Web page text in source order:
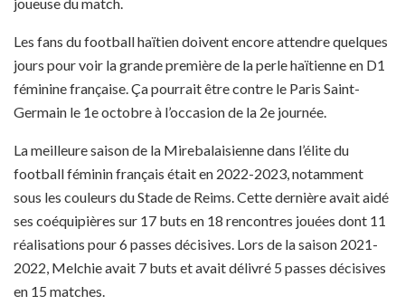
Les fans du football haïtien doivent encore attendre quelques
jours pour voir la grande première de la perle haïtienne en D1
féminine française. Ça pourrait être contre le Paris Saint-
Germain le 1e octobre à l’occasion de la 2e journée.
La meilleure saison de la Mirebalaisienne dans l’élite du
football féminin français était en 2022-2023, notamment
sous les couleurs du Stade de Reims. Cette dernière avait aidé
ses coéquipières sur 17 buts en 18 rencontres jouées dont 11
réalisations pour 6 passes décisives. Lors de la saison 2021-
2022, Melchie avait 7 buts et avait délivré 5 passes décisives
en 15 matches.